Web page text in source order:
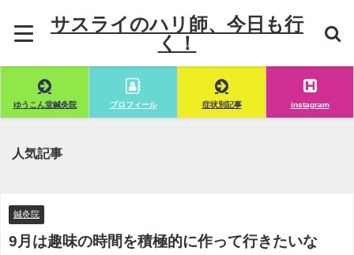
サスライのハリ師、今日も行
く！
ゆうこん堂鍼灸院 プロフィール 症状別記事 instagram
人気記事
鍼灸院
9月は趣味の時間を積極的に作って行きたいな